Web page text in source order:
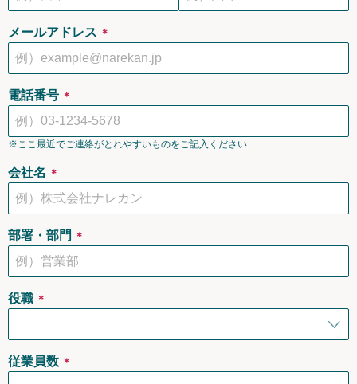
メールアドレス ＊
電話番号 ＊
※ここ最近でご連絡がとれやすいものをご記入ください
会社名 ＊
部署・部門 ＊
役職 ＊
従業員数 ＊